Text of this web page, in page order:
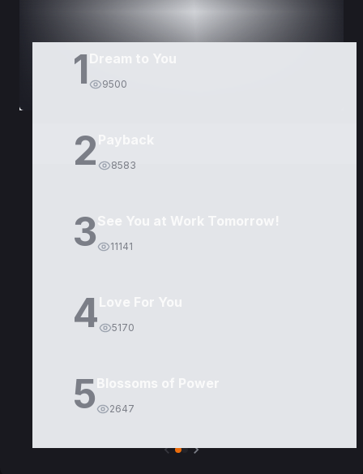
1 9500
2 8583
3 11141
4 5170
5 2647